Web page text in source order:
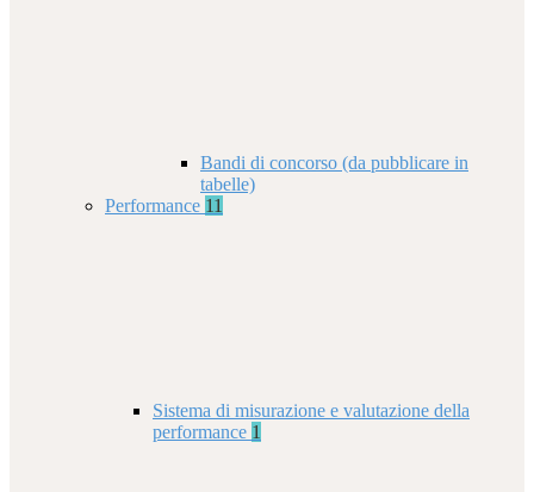
Bandi di concorso (da pubblicare in
tabelle)
Performance 11
Sistema di misurazione e valutazione della
performance 1